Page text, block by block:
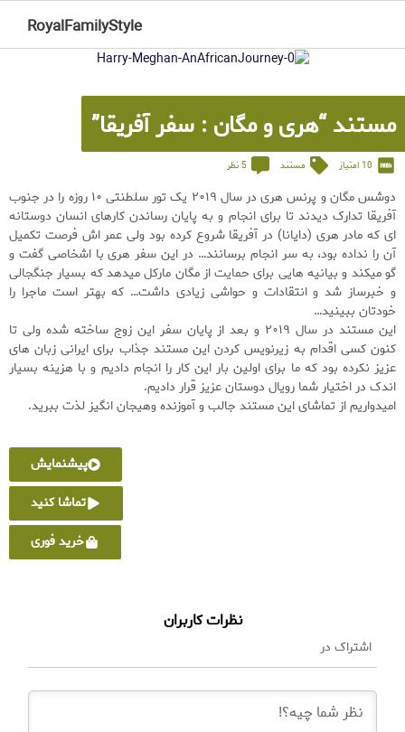
RoyalFamilyStyle
مستند “هری و مگان : سفر آفریقا”
10 امتیاز مستند 5 نظر
دوشس مگان و پرنس هری در سال ۲۰۱۹ یک تور سلطنتی ۱۰ روزه را در جنوب
آفریقا تدارک دیدند تا برای انجام و به پایان رساندن کارهای انسان دوستانه
ای که مادر هری (دایانا) در آفریقا شروع کرده بود ولی عمر اش فرصت تکمیل
آن را نداده بود، به سر انجام برسانند… در این سفر هری با اشخاصی گفت و
گو میکند و بیانیه هایی برای حمایت از مگان مارکل میدهد که بسیار جنگجالی
و خبرساز شد و انتقادات و حواشی زیادی داشت… که بهتر است ماجرا را
خودتان ببینید…
این مستند در سال ۲۰۱۹ و بعد از پایان سفر این زوج ساخته شده ولی تا
کنون کسی اقدام به زیرنویس کردن این مستند جذاب برای ایرانی زبان های
عزیز نکرده بود که ما برای اولین بار این کار را انجام دادیم و با هزینه بسیار
اندک در اختیار شما رویال دوستان عزیز قرار دادیم.
امیدواریم از تماشای این مستند جالب و آموزنده وهیجان انگیز لذت ببرید.
پیشنمایش
تماشا کنید
خرید فوری
نظرات کاربران
اشتراک در